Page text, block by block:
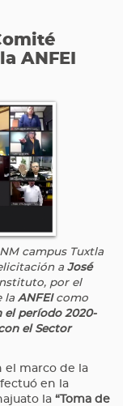
ANFEI
campus Tuxtla
a José
por el
la ANFEI como
el período 2020-
el Sector
el marco de la
en la
la “Toma de